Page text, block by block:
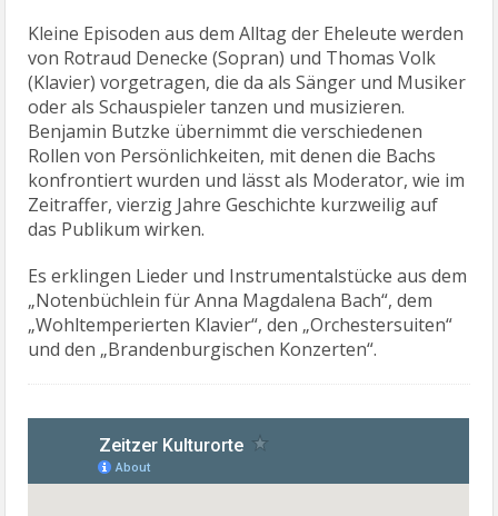
Kleine Episoden aus dem Alltag der Eheleute werden
von Rotraud Denecke (Sopran) und Thomas Volk
(Klavier) vorgetragen, die da als Sänger und Musiker
oder als Schauspieler tanzen und musizieren.
Benjamin Butzke übernimmt die verschiedenen
Rollen von Persönlichkeiten, mit denen die Bachs
konfrontiert wurden und lässt als Moderator, wie im
Zeitraffer, vierzig Jahre Geschichte kurzweilig auf
das Publikum wirken.
Es erklingen Lieder und Instrumentalstücke aus dem
„Notenbüchlein für Anna Magdalena Bach“, dem
„Wohltemperierten Klavier“, den „Orchestersuiten“
und den „Brandenburgischen Konzerten“.